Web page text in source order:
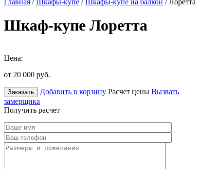
Главная /Шкафы-купе /Шкафы-купе на балкон / Лоретта
Шкаф-купе Лоретта
Цена:
от 20 000 руб.
Заказать Добавить в корзину Расчет цены Вызвать
замерщика
Получить расчет